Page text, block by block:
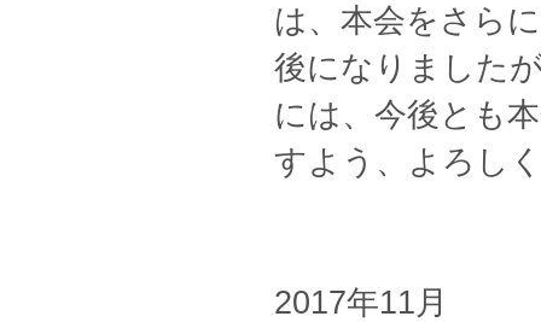
は、本会をさら
後になりました
には、今後とも
すよう、よろし
2017年11月